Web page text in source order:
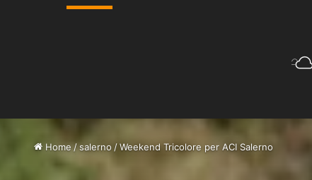
Home /salerno /Weekend Tricolore per ACI Salerno